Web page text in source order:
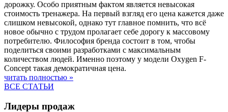
дорожку. Особо приятным фактом является невысокая
стоимость тренажера. На первый взгляд его цена кажется даже
слишком невысокой, однако тут главное помнить, что всё
новое обычно с трудом пролагает себе дорогу к массовому
потребителю. Философия бренда состоит в том, чтобы
поделиться своими разработками с максимальным
количеством людей. Именно поэтому у модели Oxygen F-
Concept такая демократичная цена.
читать полностью »
ВСЕ СТАТЬИ
Лидеры продаж